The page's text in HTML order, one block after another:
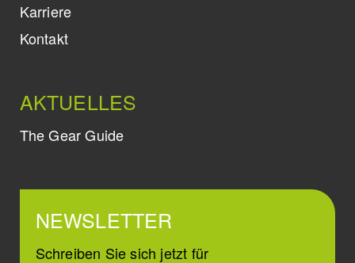
Karriere
Kontakt
AKTUELLES
The Gear Guide
NEWSLETTER
Schreiben Sie sich jetzt für